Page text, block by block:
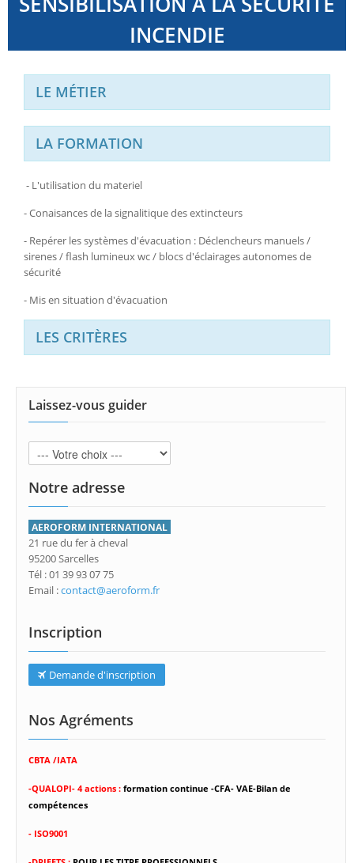
INCENDIE
LE MÉTIER
LA FORMATION
- L'utilisation du materiel
- Conaisances de la signalitique des extincteurs
- Repérer les systèmes d'évacuation : Déclencheurs manuels /
sirenes / flash lumineux wc / blocs d'éclairages autonomes de
sécurité
- Mis en situation d'évacuation
LES CRITÈRES
Laissez-vous guider
Notre adresse
AEROFORM INTERNATIONAL
21 rue du fer à cheval
95200 Sarcelles
Tél : 01 39 93 07 75
Email :contact@aeroform.fr
Inscription
Demande d'inscription
Nos Agréments
CBTA /IATA
-QUALOPI- 4 actions : formation continue -CFA- VAE-Bilan de
compétences
- ISO9001